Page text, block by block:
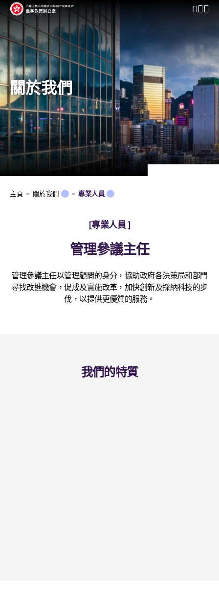
開啟行
關於我們
主頁 關於我們 專業人員
專業人員
管理參議主任
管理參議主任以管理顧問的身分，協助政府各決策局和部門
尋找改進機會，促成及實施改革，加快創新及採納科技的步
伐，以提供更優質的服務。
我們的特質